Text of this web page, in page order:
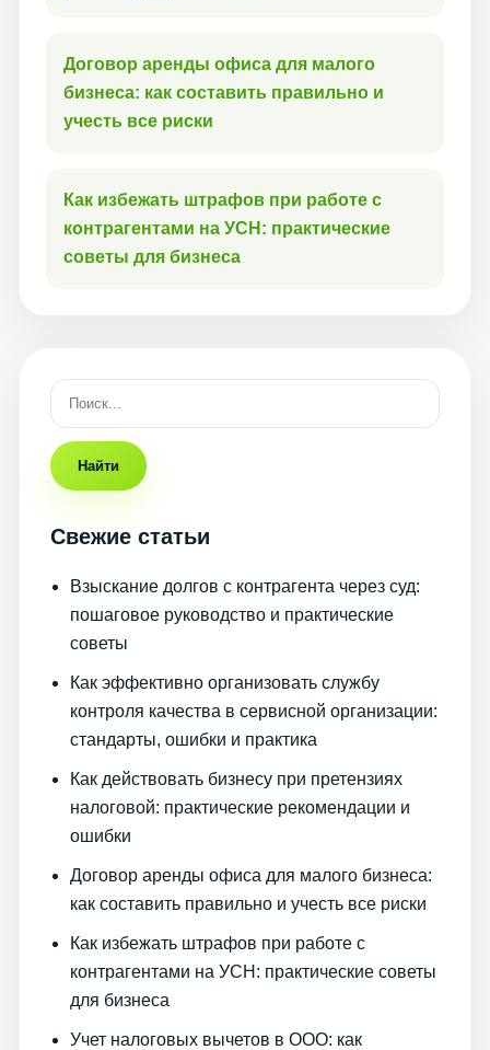
Договор аренды офиса для малого
бизнеса: как составить правильно и
учесть все риски
Как избежать штрафов при работе с
контрагентами на УСН: практические
советы для бизнеса
Найти
Свежие статьи
Взыскание долгов с контрагента через суд:
пошаговое руководство и практические
советы
Как эффективно организовать службу
контроля качества в сервисной организации:
стандарты, ошибки и практика
Как действовать бизнесу при претензиях
налоговой: практические рекомендации и
ошибки
Договор аренды офиса для малого бизнеса:
как составить правильно и учесть все риски
Как избежать штрафов при работе с
контрагентами на УСН: практические советы
для бизнеса
Учет налоговых вычетов в ООО: как